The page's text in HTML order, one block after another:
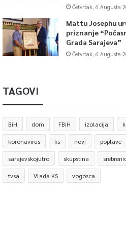
Četvrtak, 6 Augusta
Mattu Josephu
priznanje
Grada Sarajeva”
Četvrtak, 6 Augusta
TAGOVI
BiH dom FBiH izolacija
koronavirus ks novi poplave
sarajevskojutro skupstina
tvsa Vlada KS vogosca